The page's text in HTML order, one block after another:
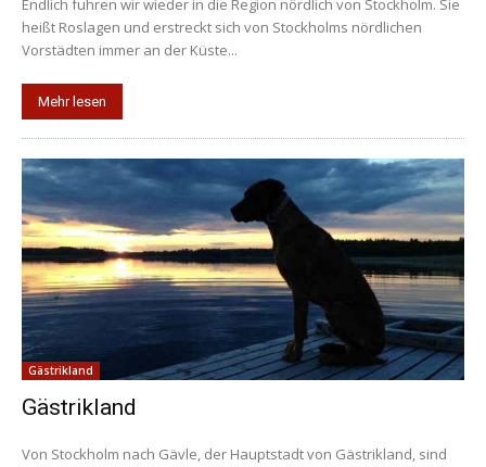
Endlich fuhren wir wieder in die Region nördlich von Stockholm. Sie
heißt Roslagen und erstreckt sich von Stockholms nördlichen
Vorstädten immer an der Küste...
Mehr lesen
Gästrikland
Gästrikland
Von Stockholm nach Gävle, der Hauptstadt von Gästrikland, sind